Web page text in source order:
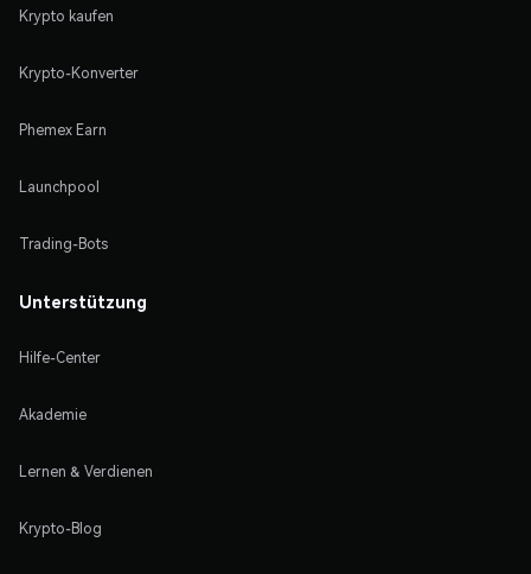
Krypto kaufen
Krypto-Konverter
Phemex Earn
Launchpool
Trading-Bots
Unterstützung
Hilfe-Center
Akademie
Lernen & Verdienen
Krypto-Blog